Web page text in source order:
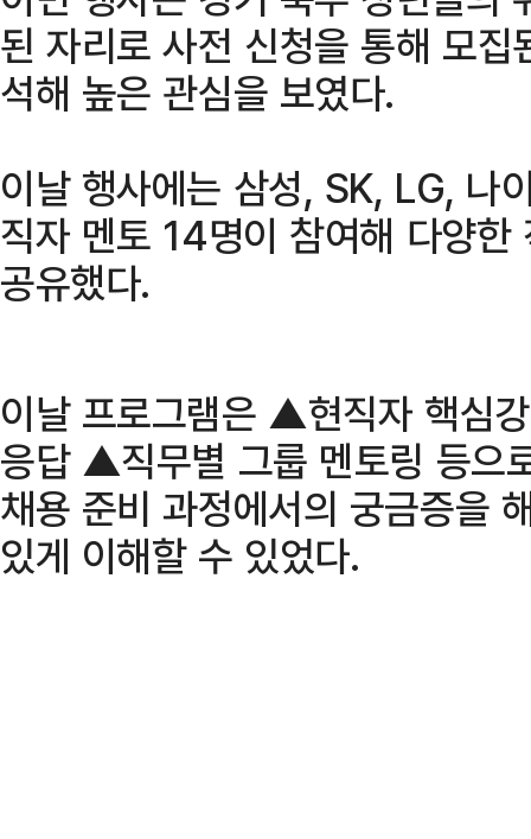
된 자리로 사전 신청을 통해 모
석해 높은 관심을 보였다.
이날 행사에는 삼성, SK, LG, 나
직자 멘토 14명이 참여해 다양한
공유했다.
이날 프로그램은 ▲현직자 핵심
응답 ▲직무별 그룹 멘토링 등으
채용 준비 과정에서의 궁금증을
있게 이해할 수 있었다.